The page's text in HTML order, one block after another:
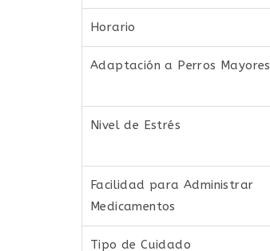
Horario
Adaptación a Perros Mayores
Nivel de Estrés
Facilidad para Administrar
Medicamentos
Tipo de Cuidado